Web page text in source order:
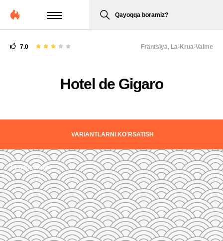
Qayoqqa boramiz?
7.0
Hotel de Gigaro
Frantsiya, La-Krua-Valme
VARIANTLARNI KO'RSATISH
14 fotosuratlar